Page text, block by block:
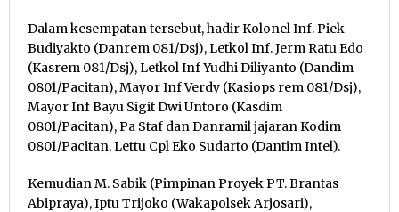
Dalam kesempatan tersebut, hadir Kolonel Inf. Piek
Budiyakto (Danrem 081/Dsj), Letkol Inf. Jerm Ratu Edo
(Kasrem 081/Dsj), Letkol Inf Yudhi Diliyanto (Dandim
0801/Pacitan), Mayor Inf Verdy (Kasiops rem 081/Dsj),
Mayor Inf Bayu Sigit Dwi Untoro (Kasdim
0801/Pacitan), Pa Staf dan Danramil jajaran Kodim
0801/Pacitan, Lettu Cpl Eko Sudarto (Dantim Intel).
Kemudian M. Sabik (Pimpinan Proyek PT. Brantas
Abipraya), Iptu Trijoko (Wakapolsek Arjosari),